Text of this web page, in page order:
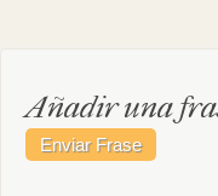
Añadir una